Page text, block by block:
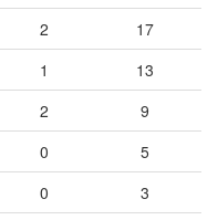
2
17
1
13
2
9
0
5
0
3